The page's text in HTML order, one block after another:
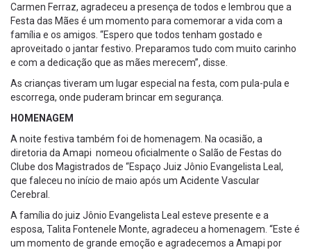
Carmen Ferraz, agradeceu a presença de todos e lembrou que a
Festa das Mães é um momento para comemorar a vida com a
família e os amigos. “Espero que todos tenham gostado e
aproveitado o jantar festivo. Preparamos tudo com muito carinho
e com a dedicação que as mães merecem”, disse.
As crianças tiveram um lugar especial na festa, com pula-pula e
escorrega, onde puderam brincar em segurança.
HOMENAGEM
A noite festiva também foi de homenagem. Na ocasião, a
diretoria da Amapi nomeou oficialmente o Salão de Festas do
Clube dos Magistrados de “Espaço Juiz Jônio Evangelista Leal,
que faleceu no início de maio após um Acidente Vascular
Cerebral.
A família do juiz Jônio Evangelista Leal esteve presente e a
esposa, Talita Fontenele Monte, agradeceu a homenagem. “Este é
um momento de grande emoção e agradecemos a Amapi por